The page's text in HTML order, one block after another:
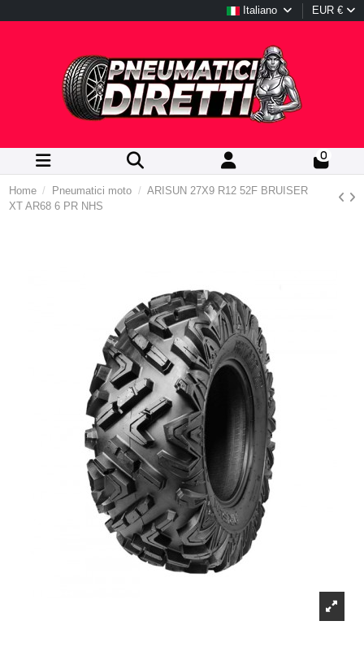
Italiano EUR €
0
Home Pneumatici moto
ARISUN 27X9 R12 52F BRUISER
XT AR68 6 PR NHS